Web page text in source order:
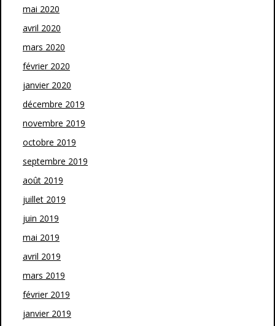
mai 2020
avril 2020
mars 2020
février 2020
janvier 2020
décembre 2019
novembre 2019
octobre 2019
septembre 2019
août 2019
juillet 2019
juin 2019
mai 2019
avril 2019
mars 2019
février 2019
janvier 2019